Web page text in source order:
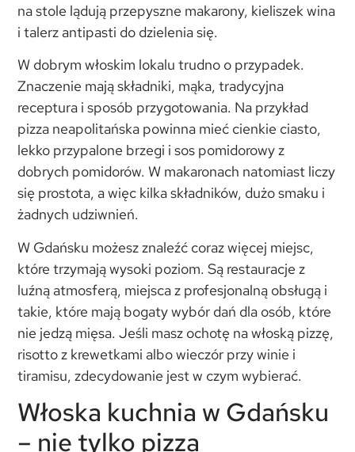
na stole lądują przepyszne makarony, kieliszek wina
i talerz antipasti do dzielenia się.
W dobrym włoskim lokalu trudno o przypadek.
Znaczenie mają składniki, mąka, tradycyjna
receptura i sposób przygotowania. Na przykład
pizza neapolitańska powinna mieć cienkie ciasto,
lekko przypalone brzegi i sos pomidorowy z
dobrych pomidorów. W makaronach natomiast liczy
się prostota, a więc kilka składników, dużo smaku i
żadnych udziwnień.
W Gdańsku możesz znaleźć coraz więcej miejsc,
które trzymają wysoki poziom. Są restauracje z
luźną atmosferą, miejsca z profesjonalną obsługą i
takie, które mają bogaty wybór dań dla osób, które
nie jedzą mięsa. Jeśli masz ochotę na włoską pizzę,
risotto z krewetkami albo wieczór przy winie i
tiramisu, zdecydowanie jest w czym wybierać.
Włoska kuchnia w Gdańsku
– nie tylko pizza